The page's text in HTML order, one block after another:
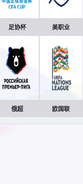
足协杯 美职业
俄超 欧国联